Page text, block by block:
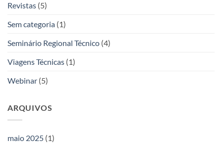
Revistas (5)
Sem categoria (1)
Seminário Regional Técnico (4)
Viagens Técnicas (1)
Webinar (5)
ARQUIVOS
maio 2025 (1)